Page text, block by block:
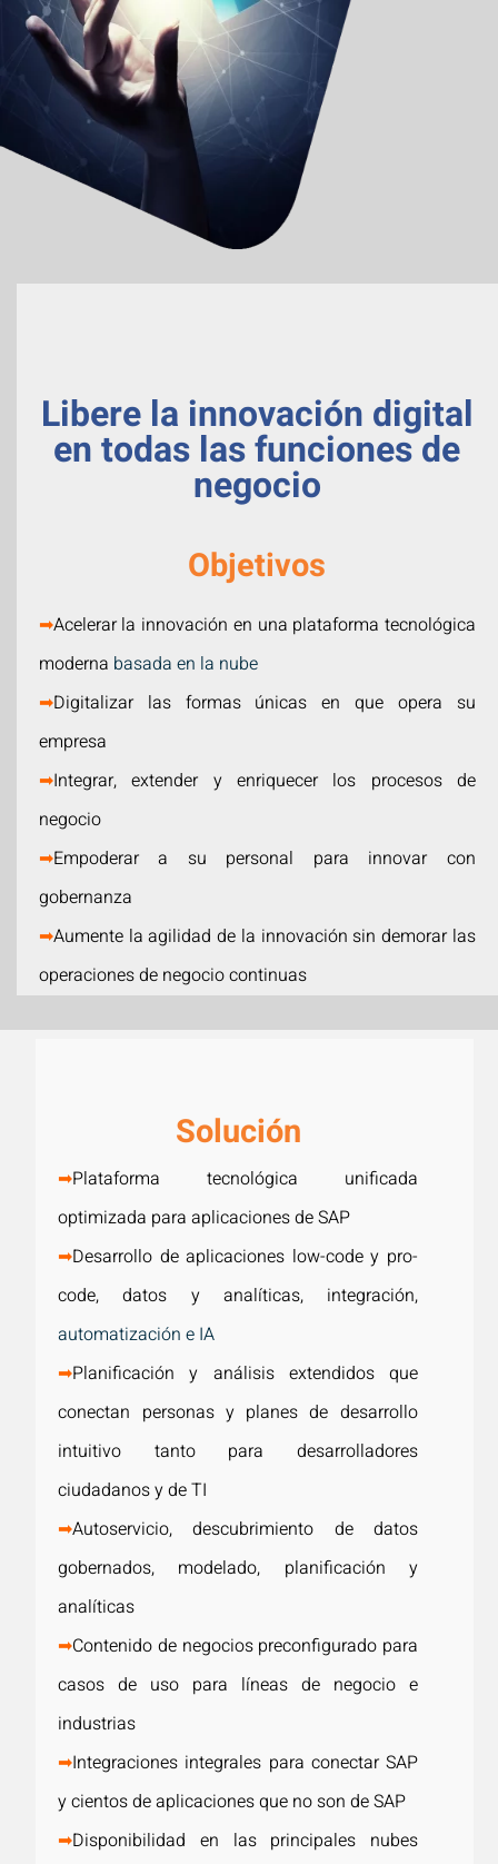
Libere la innovación digital
en todas las funciones de
negocio
Objetivos
➡Acelerar la innovación en una plataforma tecnológica
moderna basada en la nube
➡Digitalizar las formas únicas en que opera su
empresa
➡Integrar, extender y enriquecer los procesos de
negocio
➡Empoderar a su personal para innovar con
gobernanza
➡Aumente la agilidad de la innovación sin demorar las
operaciones de negocio continuas
Solución
➡Plataforma tecnológica unificada
optimizada para aplicaciones de SAP
➡Desarrollo de aplicaciones low-code y pro-
code, datos y analíticas, integración,
automatización e IA
➡Planificación y análisis extendidos que
conectan personas y planes de desarrollo
intuitivo tanto para desarrolladores
ciudadanos y de TI
➡Autoservicio, descubrimiento de datos
gobernados, modelado, planificación y
analíticas
➡Contenido de negocios preconfigurado para
casos de uso para líneas de negocio e
industrias
➡Integraciones integrales para conectar SAP
y cientos de aplicaciones que no son de SAP
➡Disponibilidad en las principales nubes